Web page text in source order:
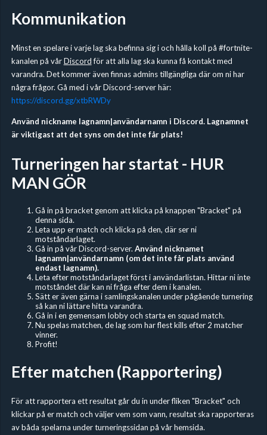
Kommunikation
Minst en spelare i varje lag ska befinna sig i och hålla koll på #fortnite-
kanalen på vårDiscordför att alla lag ska kunna få kontakt med
varandra. Det kommer även finnas admins tillgängliga där om ni har
några frågor. Gå med i vår Discord-server här:
https://discord.gg/xtbRWDy
Använd nickname lagnamn|användarnamn i Discord. Lagnamnet
är viktigast att det syns om det inte får plats!
Turneringen har startat - HUR
MAN GÖR
Gå in på bracket genom att klicka på knappen "Bracket" på
denna sida.
Leta upp er match och klicka på den, där ser ni
motståndarlaget.
Gå in på vår Discord-server. Använd nicknamet
lagnamn|användarnamn (om det inte får plats använd
endast lagnamn).
Leta efter motståndarlaget först i användarlistan. Hittar ni inte
motståndet där kan ni fråga efter dem i kanalen.
Sätt er även gärna i samlingskanalen under pågående turnering
så kan ni lättare hitta varandra.
Gå in i en gemensam lobby och starta en squad match.
Nu spelas matchen, de lag som har flest kills efter 2 matcher
vinner.
Profit!
Efter matchen (Rapportering)
För att rapportera ett resultat går du in under fliken "Bracket" och
klickar på er match och väljer vem som vann, resultat ska rapporteras
av båda spelarna under turneringssidan på vår hemsida.